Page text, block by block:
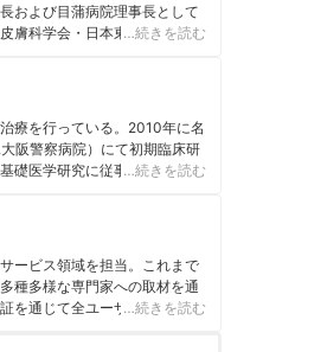
および目蒲病院理事長として
膚科学会・日本東洋医学会の
…続きを読む
療を行っている。2010年に名
阪警察病院）にて初期臨床研
礎医学研究に従事。その後、
年9月 『MINE』化粧水
料、ボディーソープ、乳液、
…続きを読む
ービス領域を担当。これまで
種多様な専門家への取材を通
を通じて全ユーザーが選びや
…続きを読む